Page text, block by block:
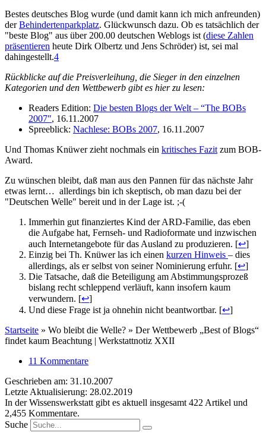
Bestes deutsches Blog wurde (und damit kann ich mich anfreunden)
derBehindertenparkplatz. Glückwunsch dazu. Ob es tatsächlich der
"beste Blog" aus über 200.00 deutschen Weblogs ist (diese Zahlen
präsentieren heute Dirk Olbertz und Jens Schröder) ist, sei mal
dahingestellt.4
Rückblicke auf die Preisverleihung, die Sieger in den einzelnen
Kategorien und den Wettbewerb gibt es hier zu lesen:
Readers Edition: Die besten Blogs der Welt – “The BOBs
2007″, 16.11.2007
Spreeblick: Nachlese: BOBs 2007, 16.11.2007
Und Thomas Knüwer zieht nochmals ein kritisches Fazitzum BOB-
Award.
Zu wünschen bleibt, daß man aus den Pannen für das nächste Jahr
etwas lernt… allerdings bin ich skeptisch, ob man dazu bei der
"Deutschen Welle" bereit und in der Lage ist. ;-(
Immerhin gut finanziertes Kind der ARD-Familie, das eben
die Aufgabe hat, Fernseh- und Radioformate und inzwischen
auch Internetangebote für das Ausland zu produzieren. [↩]
Einzig bei Th. Knüwer las ich einen kurzen Hinweis – dies
allerdings, als er selbst von seiner Nominierung erfuhr. [↩]
Die Tatsache, daß die Beteiligung am Abstimmungsprozeß
bislang recht schleppend verläuft, kann insofern kaum
verwundern. [↩]
Und diese Frage ist ja ohnehin nicht beantwortbar. [↩]
Startseite » Wo bleibt die Welle? » Der Wettbewerb „Best of Blogs“
findet kaum Beachtung | Werkstattnotiz XXII
11 Kommentare
Geschrieben am: 31.10.2007
Letzte Aktualisierung: 28.02.2019
In der Wissenswerkstatt gibt es aktuell insgesamt422Artikel und
2,455 Kommentare.
Suche